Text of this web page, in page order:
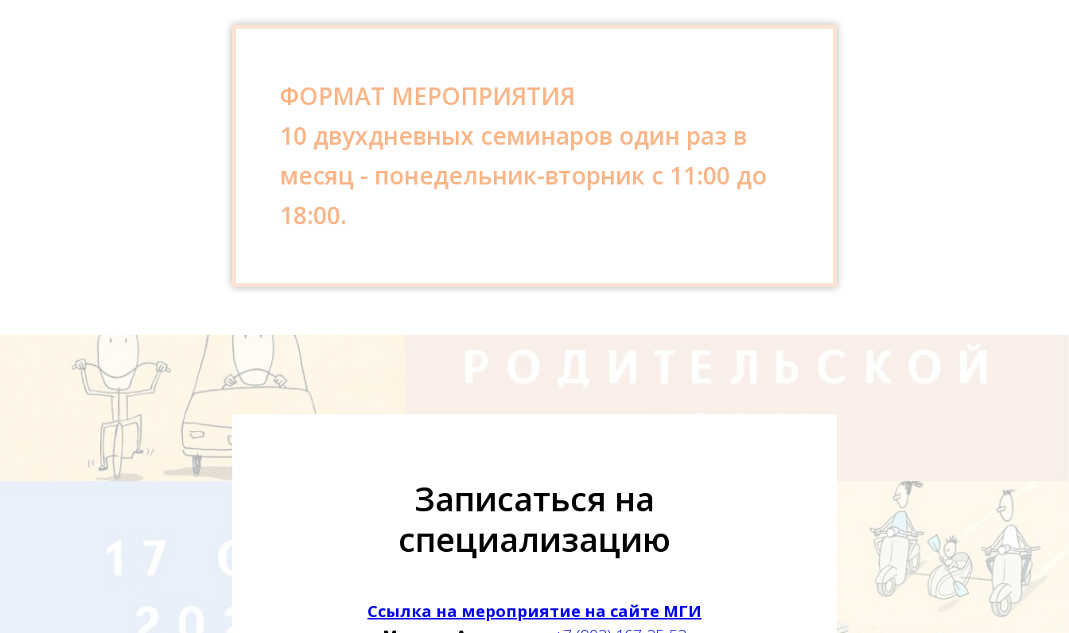
ФОРМАТ МЕРОПРИЯТИЯ
10 двухдневных семинаров один раз в
месяц - понедельник-вторник с 11:00 до
18:00.
Записаться на
специализацию
Ссылка на мероприятие на сайте МГИ